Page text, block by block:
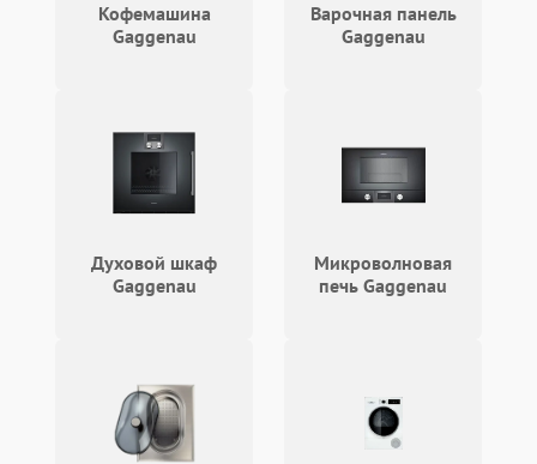
Кофемашина
Gaggenau
Варочная панель
Gaggenau
Духовой шкаф
Gaggenau
Микроволновая
печь Gaggenau